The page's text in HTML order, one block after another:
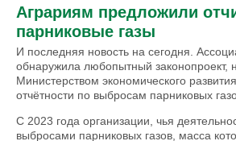
Аграриям предложили
парниковые газы
И последняя новость на сегодня.
обнаружила любопытный законопроект,
Министерством экономического
отчётности по выбросам парниковых
С 2023 года организации, чья
выбросами парниковых газов, масса